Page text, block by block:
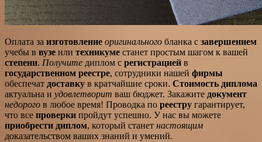
Оплата за изготовление оригинального бланка с завершением
учебы в вузе или техникуме станет простым шагом к вашей
степени. Получите диплом с регистрацией в
государственном реестре, сотрудники нашей фирмы
обеспечат доставку в кратчайшие сроки. Стоимость диплома
актуальна и удовлетворит ваш бюджет. Закажите документ
недорого в любое время! Проводка по реестру гарантирует,
что все проверки пройдут успешно. У нас вы можете
приобрести диплом, который станет настоящим
доказательством ваших знаний и умений.